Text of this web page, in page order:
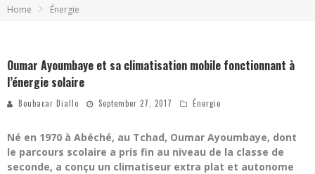
How Technology Has Changed Sports
Home Énergie
Oumar Ayoumbaye et sa climatisation mobile fonctionnant à
l’énergie solaire
Boubacar Diallo September 27, 2017 Énergie
Né en 1970 à Abéché, au Tchad, Oumar Ayoumbaye, dont
le parcours scolaire a pris fin au niveau de la classe de
seconde, a conçu un climatiseur extra plat et autonome